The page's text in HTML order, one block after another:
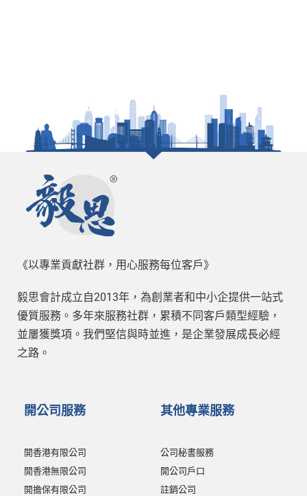
《以專業貢獻社群，用心服務每位客戶》
毅思會計成立自2013年，為創業者和中小企提供一站式
優質服務。多年來服務社群，累積不同客戶類型經驗，
並屢獲獎項。我們堅信與時並進，是企業發展成長必經
之路。
開公司服務
開香港有限公司
開香港無限公司
開擔保有限公司
其他專業服務
公司秘書服務
開公司戶口
註銷公司